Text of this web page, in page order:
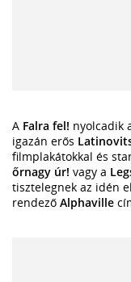
A Falra fel! nyolcadik
igazán erős
filmplakátokkal és
őrnagy úr! vagy a
tisztelegnek az idén
rendező Alphaville